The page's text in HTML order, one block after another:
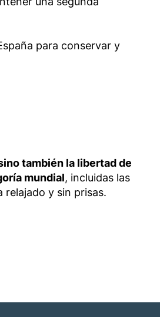
para conservar y
también la libertad de
mundial, incluidas las
relajado y sin prisas.